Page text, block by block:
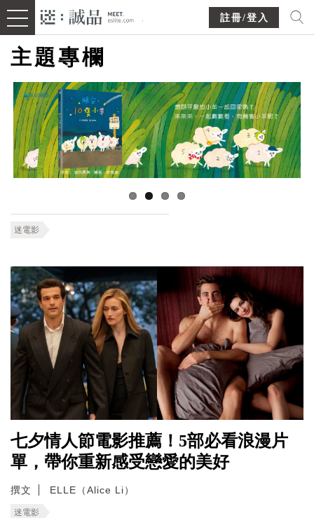
註冊/登入
主題專欄
迷電影
七夕情人節電影推薦！5部必看浪漫片
單，帶你重新感受戀愛的美好
撰文 ELLE（Alice Li）
迷電影